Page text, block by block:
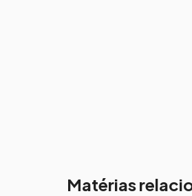
Matérias